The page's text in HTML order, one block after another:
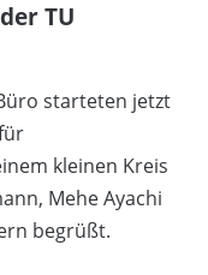
TU
starteten jetzt
kleinen Kreis
Mehe Ayachi
begrüßt.